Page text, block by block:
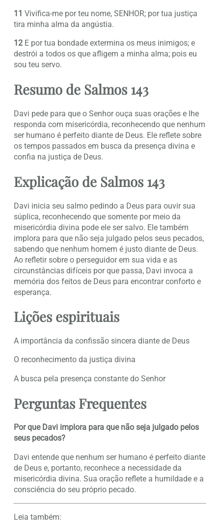
11 Vivifica-me por teu nome, SENHOR; por tua justiça
tira minha alma da angústia.
12 E por tua bondade extermina os meus inimigos; e
destrói a todos os que afligem a minha alma; pois eu
sou teu servo.
Resumo de Salmos 143
Davi pede para que o Senhor ouça suas orações e lhe
responda com misericórdia, reconhecendo que nenhum
ser humano é perfeito diante de Deus. Ele reflete sobre
os tempos passados em busca da presença divina e
confia na justiça de Deus.
Explicação de Salmos 143
Davi inicia seu salmo pedindo a Deus para ouvir sua
súplica, reconhecendo que somente por meio da
misericórdia divina pode ele ser salvo. Ele também
implora para que não seja julgado pelos seus pecados,
sabendo que nenhum homem é justo diante de Deus.
Ao refletir sobre o perseguidor em sua vida e as
circunstâncias difíceis por que passa, Davi invoca a
memória dos feitos de Deus para encontrar conforto e
esperança.
Lições espirituais
A importância da confissão sincera diante de Deus
O reconhecimento da justiça divina
A busca pela presença constante do Senhor
Perguntas Frequentes
Por que Davi implora para que não seja julgado pelos
seus pecados?
Davi entende que nenhum ser humano é perfeito diante
de Deus e, portanto, reconhece a necessidade da
misericórdia divina. Sua oração reflete a humildade e a
consciência do seu próprio pecado.
Leia também: